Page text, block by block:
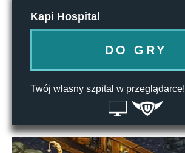
Kapi Hospital
DO GRY
Twój własny szpital w przeglądarce!